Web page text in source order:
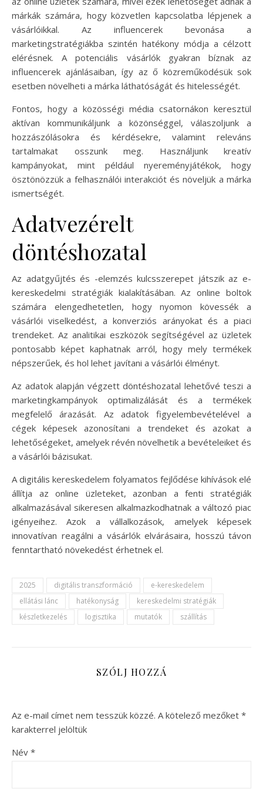
márkák számára, hogy közvetlen kapcsolatba lépjenek a
vásárlóikkal. Az influencerek bevonása a
marketingstratégiákba szintén hatékony módja a célzott
elérésnek. A potenciális vásárlók gyakran bíznak az
influencerek ajánlásaiban, így az ő közreműködésük sok
esetben növelheti a márka láthatóságát és hitelességét.
Fontos, hogy a közösségi média csatornákon keresztül
aktívan kommunikáljunk a közönséggel, válaszoljunk a
hozzászólásokra és kérdésekre, valamint releváns
tartalmakat osszunk meg. Használjunk kreatív
kampányokat, mint például nyereményjátékok, hogy
ösztönözzük a felhasználói interakciót és növeljük a márka
ismertségét.
Adatvezérelt
döntéshozatal
Az adatgyűjtés és -elemzés kulcsszerepet játszik az e-
kereskedelmi stratégiák kialakításában. Az online boltok
számára elengedhetetlen, hogy nyomon kövessék a
vásárlói viselkedést, a konverziós arányokat és a piaci
trendeket. Az analitikai eszközök segítségével az üzletek
pontosabb képet kaphatnak arról, hogy mely termékek
népszerűek, és hol lehet javítani a vásárlói élményt.
Az adatok alapján végzett döntéshozatal lehetővé teszi a
marketingkampányok optimalizálását és a termékek
megfelelő árazását. Az adatok figyelembevételével a
cégek képesek azonosítani a trendeket és azokat a
lehetőségeket, amelyek révén növelhetik a bevételeiket és
a vásárlói bázisukat.
A digitális kereskedelem folyamatos fejlődése kihívások elé
állítja az online üzleteket, azonban a fenti stratégiák
alkalmazásával sikeresen alkalmazkodhatnak a változó piac
igényeihez. Azok a vállalkozások, amelyek képesek
innovatívan reagálni a vásárlók elvárásaira, hosszú távon
fenntartható növekedést érhetnek el.
2025 digitális transzformáció
e-kereskedelem
ellátási lánc
hatékonyság
kereskedelmi stratégiák
készletkezelés
logisztika mutatók szállítás
SZÓLJ HOZZÁ
Az e-mail címet nem tesszük közzé. A kötelező mezőket *
karakterrel jelöltük
Név *